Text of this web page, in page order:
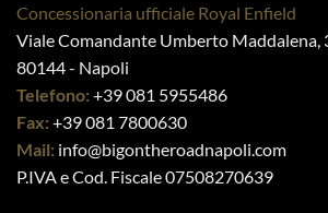
opzioni
possono
scelte
nella
pagina
del
prodotto
Concessionaria ufficiale Royal Enfield
Viale Comandante Umberto Maddalena,
80144 - Napoli
Telefono: +39 081 5955486
Fax: +39 081 7800630
Mail: info@bigontheroadnapoli.com
P.IVA e Cod. Fiscale 07508270639